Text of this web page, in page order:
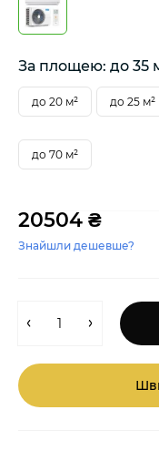
За площею: до 35
до 20 м² до 25 м²
до 70 м²
20504 ₴
Знайшли дешевше?